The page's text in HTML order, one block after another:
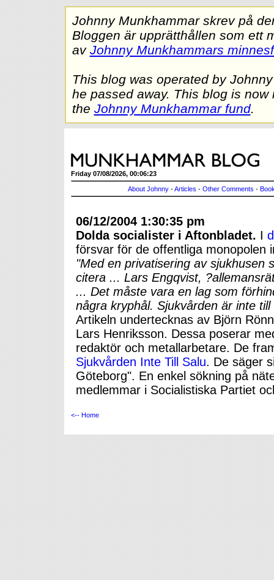
Johnny Munkhammar skrev på
Bloggen är upprätthållen som ett
av Johnny Munkhammars
This blog was operated by
he passed away. This blog is
the Johnny Munkhammar fund.
Friday 07/08/2026, 00:06:23
About Johnny -Articles - Other Comments -
06/12/2004 1:30:35 pm
Dolda socialister i Aftonbladet. I
försvar för de offentliga monopolen
"Med en privatisering av sjukhusen
citera ... Lars Engqvist,
... Det måste vara en lag som
några kryphål. Sjukvården är inte till
Artikeln undertecknas av Björn
Lars Henriksson. Dessa poserar
redaktör och metallarbetare. De
Sjukvården Inte Till Salu. De säger
Göteborg". En enkel sökning på
medlemmar i Socialistiska Partiet
<-- Home